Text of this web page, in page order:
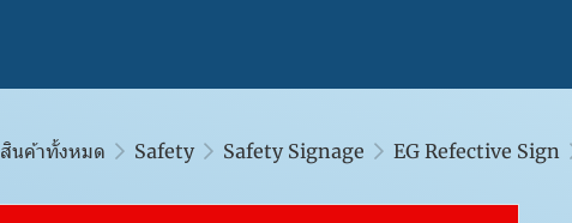
สินค้าทั้งหมด Safety Safety Signage EG Refective Sign